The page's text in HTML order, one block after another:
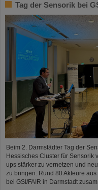
Tag der Sensorik bei
Beim 2. Darmstädter Tag der
Hessisches Cluster für Sensorik
ups stärker zu vernetzen und
zu bringen. Rund 80 Akteure
bei GSI/FAIR in Darmstadt